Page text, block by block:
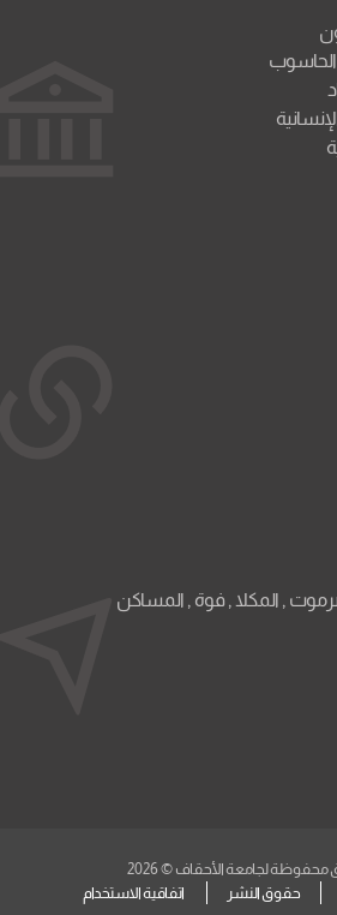
, المكلا , فوة , المساكن
لجامعة الأحقاف © 2026
حقوق النشر اتفاقية الاستخدام